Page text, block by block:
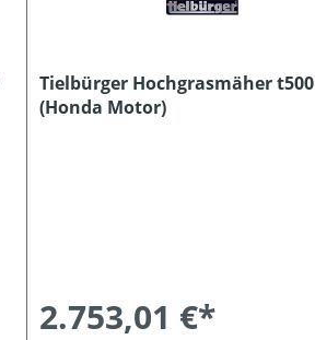
Tielbürger Hochgrasmäher t500
(Honda Motor)
2.753,01 €*